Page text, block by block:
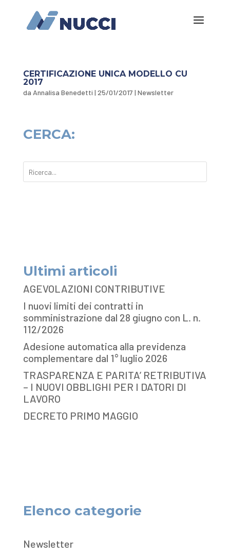
CERTIFICAZIONE UNICA MODELLO CU
2017
da Annalisa Benedetti | 25/01/2017 | Newsletter
CERCA:
Ultimi articoli
AGEVOLAZIONI CONTRIBUTIVE
I nuovi limiti dei contratti in
somministrazione dal 28 giugno con L. n.
112/2026
Adesione automatica alla previdenza
complementare dal 1° luglio 2026
TRASPARENZA E PARITA’ RETRIBUTIVA
– I NUOVI OBBLIGHI PER I DATORI DI
LAVORO
DECRETO PRIMO MAGGIO
Elenco categorie
Newsletter